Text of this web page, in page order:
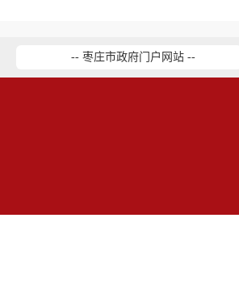
-- 枣庄市政府门户网站 --